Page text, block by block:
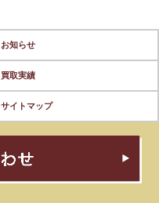
お知らせ
買取実績
サイトマップ